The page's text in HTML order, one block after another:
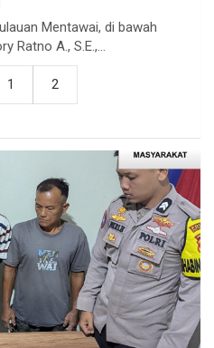
Mentawai, di bawah
Ratno A., S.E.,…
1 2